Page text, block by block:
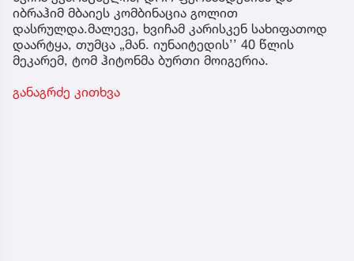
იბრაჰიმ მბაიეს კომბინაცია გოლით
დასრულდა.მალევე, ხვიჩამ კარისკენ სახიფათოდ
დაარტყა, თუმცა „მან. იუნაიტედის’’ 40 წლის
მეკარემ, ტომ ჰიტონმა ბურთი მოიგერია.
განაგრძე კითხვა